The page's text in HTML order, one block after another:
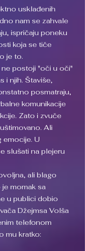
usklađenih
nam se zahvale
ispričaju poneku
koja se tiče
je to.
postoji "oči u oči"
i njih. Štaviše,
posmatraju,
komunikacije
Zato i zvuče
Ali
emocije. U
slušati na plejeru
ali blago
momak sa
u publici dobio
Džejmsa Volša
telefonom
mu kratko: